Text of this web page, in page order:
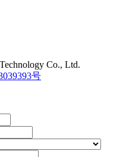
Co., Ltd.
号